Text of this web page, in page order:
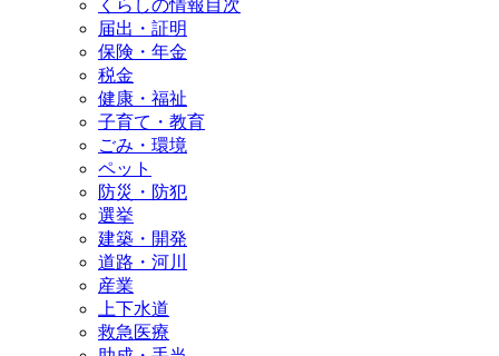
くらしの情報目次
届出・証明
保険・年金
税金
健康・福祉
子育て・教育
ごみ・環境
ペット
防災・防犯
選挙
建築・開発
道路・河川
産業
上下水道
救急医療